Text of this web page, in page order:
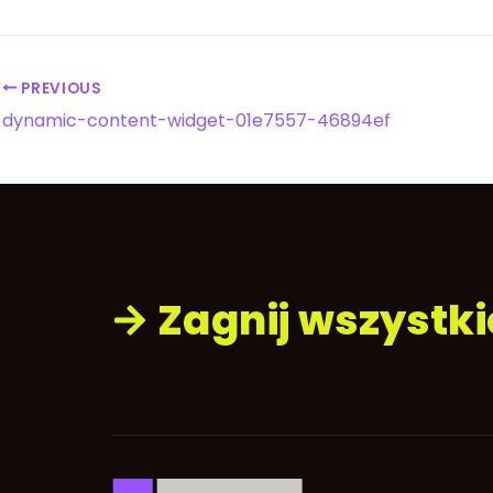
PREVIOUS
dynamic-content-widget-01e7557-46894ef
Zagnij